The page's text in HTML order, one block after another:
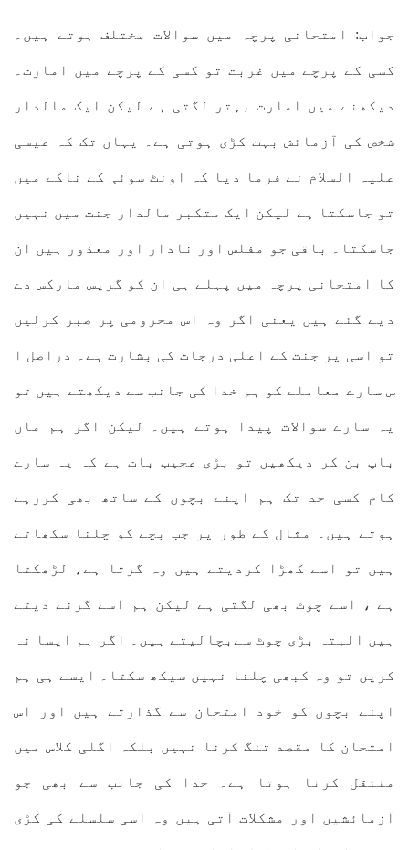
جواب: امتحانی پرچہ میں سوالات مختلف ہوتے ہیں۔
کسی کے پرچے میں غربت تو کسی کے پرچے میں امارت۔
دیکھنے میں امارت بہتر لگتی ہے لیکن ایک مالدار
شخص کی آزمائش بہت کڑی ہوتی ہے۔ یہاں تک کہ عیسی
علیہ السلام نے فرما دیا کہ اونٹ سوئی کے ناکے میں
تو جاسکتا ہے لیکن ایک متکبر مالدار جنت میں نہیں
جاسکتا۔ باقی جو مفلس اور نادار اور معذور ہیں ان
کا امتحانی پرچہ میں پہلے ہی ان کو گریس مارکس دے
دیے گئے ہیں یعنی اگر وہ اس محرومی پر صبر کرلیں
تو اسی پر جنت کے اعلی درجات کی بشارت ہے۔ دراصل ا
س سارے معاملے کو ہم خدا کی جانب سے دیکھتے ہیں تو
یہ سارے سوالات پیدا ہوتے ہیں۔ لیکن اگر ہم ماں
باپ بن کر دیکھیں تو بڑی عجیب بات ہے کہ یہ سارے
کام کسی حد تک ہم اپنے بچوں کے ساتھ بھی کررہے
ہوتے ہیں۔ مثال کے طور پر جب بچے کو چلنا سکھاتے
ہیں تو اسے کھڑا کردیتے ہیں وہ گرتا ہے، لڑھکتا
ہے ، اسے چوٹ بھی لگتی ہے لیکن ہم اسے گرنے دیتے
ہیں البتہ بڑی چوٹ سےبچالیتے ہیں۔ اگر ہم ایسا نہ
کریں تو وہ کبھی چلنا نہیں سیکھ سکتا۔ ایسے ہی ہم
اپنے بچوں کو خود امتحان سے گذارتے ہیں اور اس
امتحان کا مقصد تنگ کرنا نہیں بلکہ اگلی کلاس میں
منتقل کرنا ہوتا ہے۔ خدا کی جانب سے بھی جو
آزمائشیں اور مشکلات آتی ہیں وہ اسی سلسلے کی کڑی